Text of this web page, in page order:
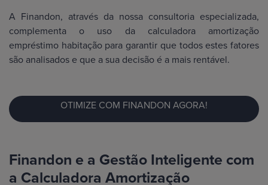
A Finandon, através da nossa consultoria especializada,
complementa o uso da calculadora amortização
empréstimo habitação para garantir que todos estes fatores
são analisados e que a sua decisão é a mais rentável.
OTIMIZE COM FINANDON AGORA!
Finandon e a Gestão Inteligente com
a Calculadora Amortização